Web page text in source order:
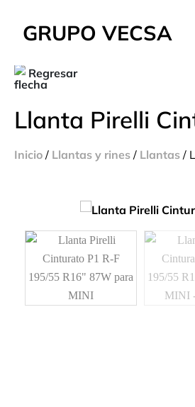
GRUPO VECSA
Regresar
Llanta Pirelli
Inicio / Llantas y rines / Llantas /